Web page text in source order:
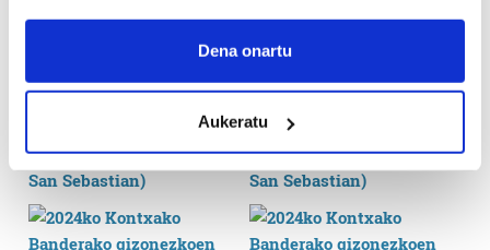
If you allow, we would also like to:
Collect information about your geographical
Identify your device by actively scanning it for
specific characteristics (fingerprinting)
Find out more about how your personal data is processed
and set your preferences in thedetails section.
Dena onartu
Aukeratu